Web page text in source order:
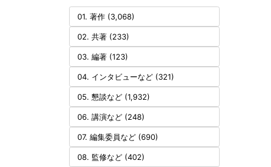
01. 著作 (3,068)
02. 共著 (233)
03. 編著 (123)
04. インタビューなど (321)
05. 懇談など (1,932)
06. 講演など (248)
07. 編集委員など (690)
08. 監修など (402)